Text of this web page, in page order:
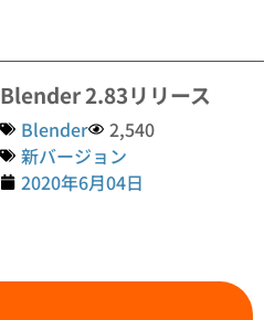
Blender 2.83リリース
Blender
2,540
新バージョン
2020年6月04日